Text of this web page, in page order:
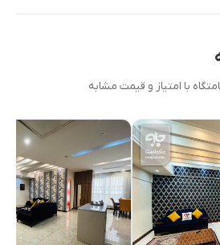
با امتیاز و قیمت مشابه